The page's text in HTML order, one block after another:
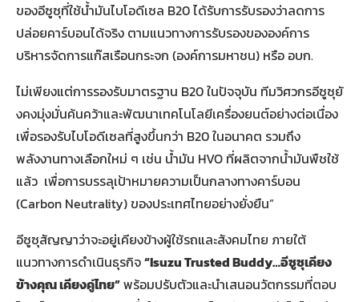
ของอีซูซุที่ใช้น้ำมันไบโอดีเซล B20 ได้รับการรับรองว่าลดการ
ปล่อยคาร์บอนได้จริง ตามแนวทางการรับรองขององค์การ
บริหารจัดการแก๊สเรือนกระจก (องค์การมหาชน) หรือ อบก.
ไม่เพียงแต่การรองรับมาตรฐาน B20 ในปัจจุบัน ทีมวิศวกรอีซูซุยั
งคงมุ่งมั่นค้นคว้าและพัฒนาเทคโนโลยีเครื่องยนต์อย่างต่อเนื่อง
เพื่อรองรับไบโอดีเซลที่สูงขึ้นกว่า B20 ในอนาคต รวมถึง
พลังงานทางเลือกใหม่ ๆ เช่น น้ำมัน HVO ที่ผลิตจากน้ำมันพืชใช้
แล้ว เพื่อการบรรลุเป้าหมายความเป็นกลางทางคาร์บอน
(Carbon Neutrality) ของประเทศไทยอย่างยั่งยืน”
อีซูซุสัญญาว่าจะอยู่เคียงข้างผู้ใช้รถและสังคมไทย ภายใต้
แนวทางการดำเนินธุรกิจ“Isuzu Trusted Buddy…อีซูซุเคียง
ข้างคุณ เคียงคู่ไทย”พร้อมปรับตัวและนำเสนอนวัตกรรมที่ตอบ